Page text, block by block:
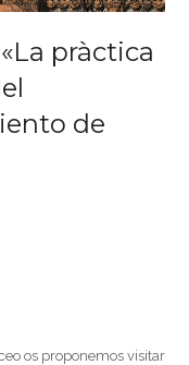
pràctica
de
os proponemos visitar